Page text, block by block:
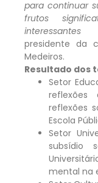
para continuar
frutos
interessantes
presidente da
Medeiros.
Resultado dos
Setor
reflexões
Escola
Setor
subsídio
mental na